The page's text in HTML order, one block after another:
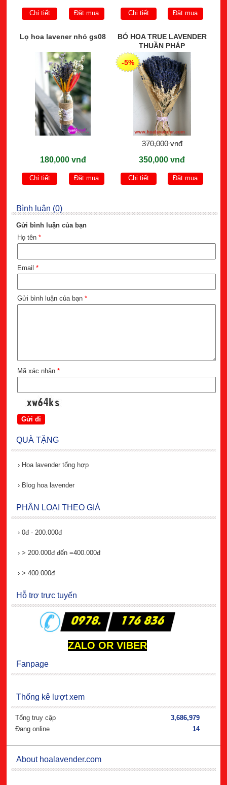
Chi tiết Đặt mua Chi tiết Đặt mua
Lọ hoa lavener nhỏ gs08
180,000 vnđ
Chi tiết Đặt mua
BÓ HOA TRUE LAVENDER
THUẦN PHÁP
-5%
370,000 vnđ
350,000 vnđ
Chi tiết Đặt mua
Bình luận (0)
Gửi bình luận của bạn
Họ tên *
Email *
Gửi bình luận của bạn *
Mã xác nhận *
QUÀ TẶNG
› Hoa lavender tổng hợp
› Blog hoa lavender
PHÂN LOẠI THEO GIÁ
› 0đ - 200.000đ
› > 200.000đ đến =400.000đ
› > 400.000đ
Hỗ trợ trực tuyến
ZALO OR VIBER
Fanpage
Thống kê lượt xem
Tổng truy cập
3,686,979
Đang online
14
About hoalavender.com